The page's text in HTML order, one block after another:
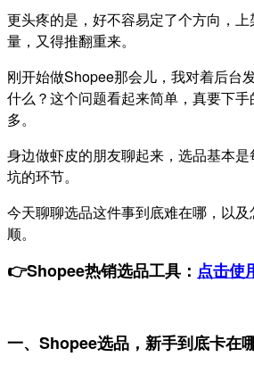
更头疼的是，好不容易定了个方向，
量，又得推翻重来。
刚开始做Shopee那会儿，我对着后台
什么？这个问题看起来简单，真要下
多。
身边做虾皮的朋友聊起来，选品基本
坑的环节。
今天聊聊选品这件事到底难在哪，以
顺。
👉Shopee热销选品工具： 点击使
一、Shopee选品，新手到底卡在